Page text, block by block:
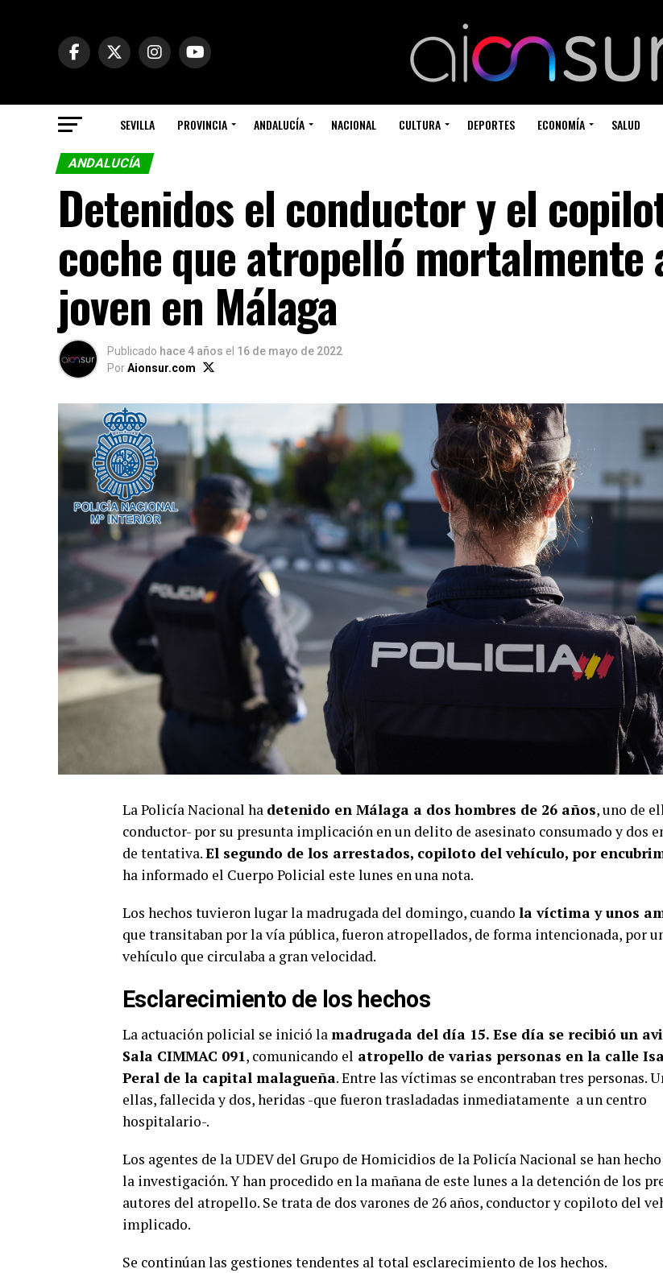
SEVILLA PROVINCIA ANDALUCÍA NACIONAL CULTURA DEPORTES ECONOMÍA SALUD
ANDALUCÍA
Detenidos el conductor y el
coche que atropelló mortalmente
joven en Málaga
Publicado hace 4 años el 16 de mayo de 2022
PorAionsur.com
La Policía Nacional ha detenido en Málaga a dos hombres de 26 años, uno de
conductor- por su presunta implicación en un delito de asesinato consumado y dos
de tentativa.El segundo de los arrestados, copiloto del vehículo, por
ha informado el Cuerpo Policial este lunes en una nota.
Los hechos tuvieron lugar la madrugada del domingo, cuando la víctima y unos
que transitaban por la vía pública, fueron atropellados, de forma intencionada, por
vehículo que circulaba a gran velocidad.
Esclarecimiento de los hechos
La actuación policial se inició lamadrugada del día 15. Ese día se recibió un
Sala CIMMAC 091, comunicando el atropello de varias personas en la calle
Peral de la capital malagueña. Entre las víctimas se encontraban tres personas.
ellas, fallecida y dos, heridas -que fueron trasladadas inmediatamente a un centro
hospitalario-.
Los agentes de la UDEV del Grupo de Homicidios de la Policía Nacional se han
la investigación. Y han procedido en la mañana de este lunes a la detención de los
autores del atropello. Se trata de dos varones de 26 años, conductor y copiloto del
implicado.
Se continúan las gestiones tendentes al total esclarecimiento de los hechos.